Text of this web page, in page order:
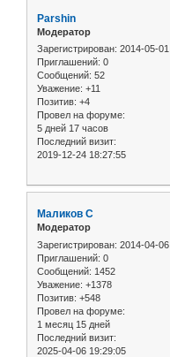
Parshin
Модератор
Зарегистрирован: 2014-05-01
Приглашений: 0
Сообщений: 52
Уважение: +11
Позитив: +4
Провел на форуме:
5 дней 17 часов
Последний визит:
2019-12-24 18:27:55
Маликов С
Модератор
Зарегистрирован: 2014-04-06
Приглашений: 0
Сообщений: 1452
Уважение: +1378
Позитив: +548
Провел на форуме:
1 месяц 15 дней
Последний визит:
2025-04-06 19:29:05